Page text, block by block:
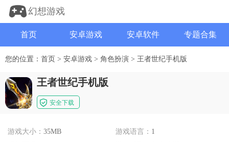
幻想游戏
首页 安卓游戏 安卓软件 专题合集
您的位置： 首页 > 安卓游戏 > 角色扮演 > 王者世纪手机版
王者世纪手机版
安全下载
游戏大小： 35MB 游戏语言： 1